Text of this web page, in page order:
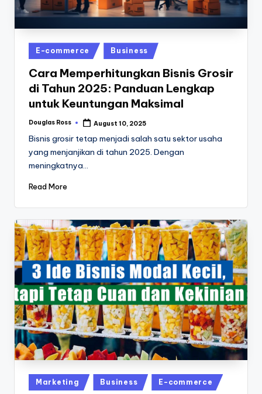
Posted
in
E-commerce Business
Cara Memperhitungkan Bisnis Grosir
di Tahun 2025: Panduan Lengkap
untuk Keuntungan Maksimal
Posted
Douglas Ross August 10, 2025
Bisnis grosir tetap menjadi salah satu sektor usaha
yang menjanjikan di tahun 2025. Dengan
meningkatnya…
Read More
Posted
Marketing Business E-commerce